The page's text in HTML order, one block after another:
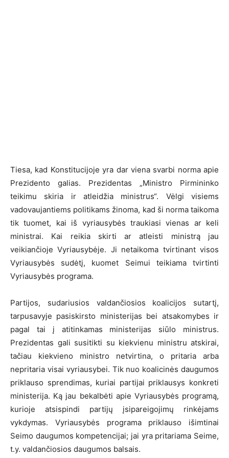
Tiesa, kad Konstitucijoje yra dar viena svarbi norma apie
Prezidento galias. Prezidentas „Ministro Pirmininko
teikimu skiria ir atleidžia ministrus“. Vėlgi visiems
vadovaujantiems politikams žinoma, kad ši norma taikoma
tik tuomet, kai iš vyriausybės traukiasi vienas ar keli
ministrai. Kai reikia skirti ar atleisti ministrą jau
veikiančioje Vyriausybėje. Ji netaikoma tvirtinant visos
Vyriausybės sudėtį, kuomet Seimui teikiama tvirtinti
Vyriausybės programa.
Partijos, sudariusios valdančiosios koalicijos sutartį,
tarpusavyje pasiskirsto ministerijas bei atsakomybes ir
pagal tai į atitinkamas ministerijas siūlo ministrus.
Prezidentas gali susitikti su kiekvienu ministru atskirai,
tačiau kiekvieno ministro netvirtina, o pritaria arba
nepritaria visai vyriausybei. Tik nuo koalicinės daugumos
priklauso sprendimas, kuriai partijai priklausys konkreti
ministerija. Ką jau bekalbėti apie Vyriausybės programą,
kurioje atsispindi partijų įsipareigojimų rinkėjams
vykdymas. Vyriausybės programa priklauso išimtinai
Seimo daugumos kompetencijai; jai yra pritariama Seime,
t.y. valdančiosios daugumos balsais.